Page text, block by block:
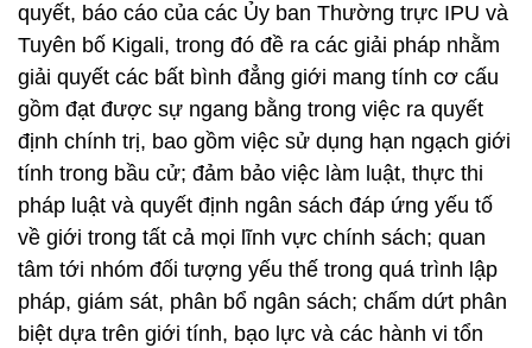
quyết, báo cáo của các Ủy ban Thường trực IPU và
Tuyên bố Kigali, trong đó đề ra các giải pháp nhằm
giải quyết các bất bình đẳng giới mang tính cơ cấu
gồm đạt được sự ngang bằng trong việc ra quyết
định chính trị, bao gồm việc sử dụng hạn ngạch giới
tính trong bầu cử; đảm bảo việc làm luật, thực thi
pháp luật và quyết định ngân sách đáp ứng yếu tố
về giới trong tất cả mọi lĩnh vực chính sách; quan
tâm tới nhóm đối tượng yếu thế trong quá trình lập
pháp, giám sát, phân bổ ngân sách; chấm dứt phân
biệt dựa trên giới tính, bạo lực và các hành vi tổn